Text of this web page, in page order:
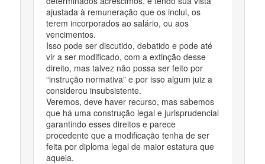
ajustada à remuneração que os inclui, os
terem incorporados ao salário, ou aos
vencimentos.
Isso pode ser discutido, debatido e pode até
vir a ser modificado, com a extinção desse
direito, mas talvez não possa ser feito por
“instrução normativa” e por isso algum juiz a
considerou insubsistente.
Veremos, deve haver recurso, mas sabemos
que há uma construção legal e jurisprudencial
garantindo esses direitos e parece
procedente que a modificação tenha de ser
feita por diploma legal de maior estatura que
aquela.